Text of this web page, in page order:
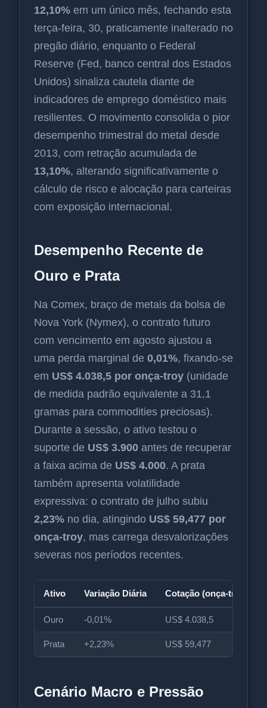
12,10% em um único mês, fechando esta
terça-feira, 30, praticamente inalterado no
pregão diário, enquanto o Federal
Reserve (Fed, banco central dos Estados
Unidos) sinaliza cautela diante de
indicadores de emprego doméstico mais
resilientes. O movimento consolida o pior
desempenho trimestral do metal desde
2013, com retração acumulada de
13,10%, alterando significativamente o
cálculo de risco e alocação para carteiras
com exposição internacional.
Desempenho Recente de
Ouro e Prata
Na Comex, braço de metais da bolsa de
Nova York (Nymex), o contrato futuro
com vencimento em agosto ajustou a
uma perda marginal de 0,01%, fixando-se
em US$ 4.038,5 por onça-troy (unidade
de medida padrão equivalente a 31,1
gramas para commodities preciosas).
Durante a sessão, o ativo testou o
suporte de US$ 3.900 antes de recuperar
a faixa acima de US$ 4.000. A prata
também apresenta volatilidade
expressiva: o contrato de julho subiu
2,23% no dia, atingindo US$ 59,477 por
onça-troy, mas carrega desvalorizações
severas nos períodos recentes.
Ativo Variação Diária Cotação (onça-troy)
Ouro -0,01% US$ 4.038,5
Prata +2,23% US$ 59,477
Cenário Macro e Pressão